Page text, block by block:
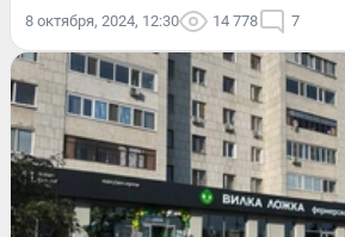
8 октября, 2024, 12:30 14 778 7